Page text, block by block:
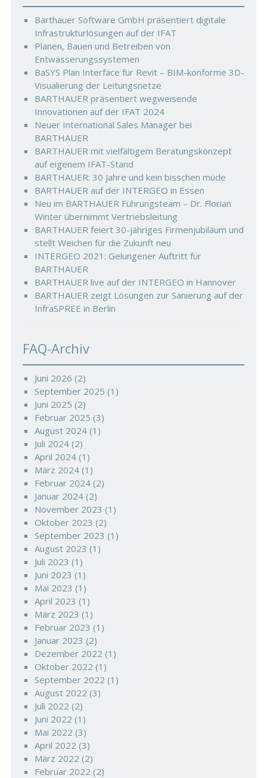
Barthauer Software GmbH präsentiert digitale
Infrastrukturlösungen auf der IFAT
Planen, Bauen und Betreiben von
Entwässerungssystemen
BaSYS Plan Interface für Revit – BIM-konforme 3D-
Visualierung der Leitungsnetze
BARTHAUER präsentiert wegweisende
Innovationen auf der IFAT 2024
Neuer International Sales Manager bei
BARTHAUER
BARTHAUER mit vielfältigem Beratungskonzept
auf eigenem IFAT-Stand
BARTHAUER: 30 Jahre und kein bisschen müde
BARTHAUER auf der INTERGEO in Essen
Neu im BARTHAUER Führungsteam – Dr. Florian
Winter übernimmt Vertriebsleitung
BARTHAUER feiert 30-jähriges Firmenjubiläum und
stellt Weichen für die Zukunft neu
INTERGEO 2021: Gelungener Auftritt für
BARTHAUER
BARTHAUER live auf der INTERGEO in Hannover
BARTHAUER zeigt Lösungen zur Sanierung auf der
InfraSPREE in Berlin
FAQ-Archiv
Juni 2026 (2)
September 2025 (1)
Juni 2025 (2)
Februar 2025 (3)
August 2024(1)
Juli 2024(2)
April 2024(1)
März 2024(1)
Februar 2024(2)
Januar 2024(2)
November 2023 (1)
Oktober 2023 (2)
September 2023 (1)
August 2023 (1)
Juli 2023 (1)
Juni 2023 (1)
Mai 2023 (1)
April 2023 (1)
März 2023 (1)
Februar 2023 (1)
Januar 2023 (2)
Dezember 2022 (1)
Oktober 2022 (1)
September 2022 (1)
August 2022 (3)
Juli 2022 (2)
Juni 2022 (1)
Mai 2022 (3)
April 2022 (3)
März 2022 (2)
Februar 2022 (2)